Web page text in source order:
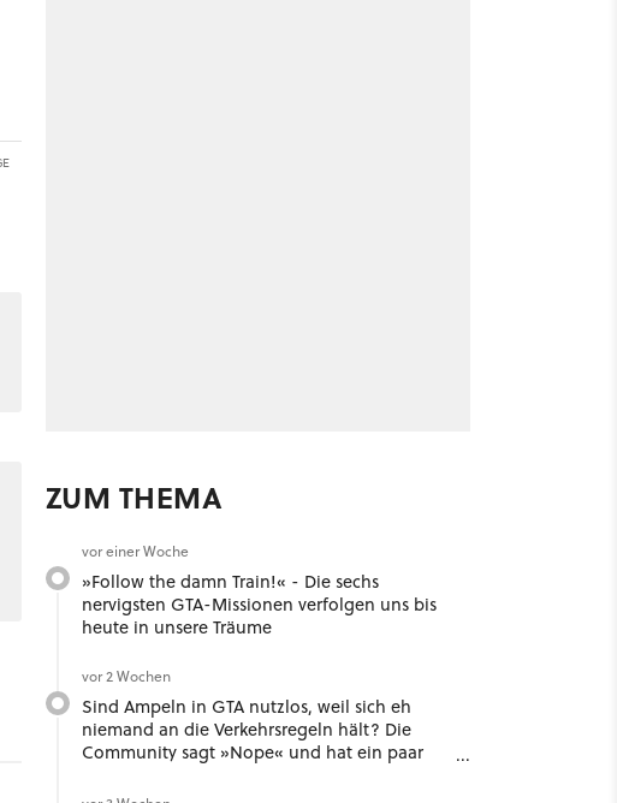
ZUM THEMA
vor einer Woche
»Follow the damn Train!« - Die sechs
nervigsten GTA-Missionen verfolgen uns bis
heute in unsere Träume
vor 2 Wochen
Sind Ampeln in GTA nutzlos, weil sich eh
niemand an die Verkehrsregeln hält? Die
Community sagt »Nope« und hat ein paar